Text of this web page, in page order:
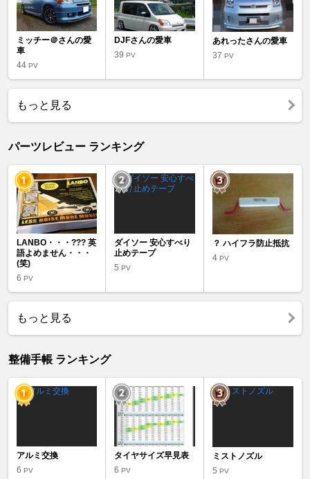
ミッチー＠さんの愛
車
44 PV
DJFさんの愛車
39PV
あれったさんの愛車
37 PV
もっと見る
パーツレビュー ランキング
LANBO・・・??? 英
語よめません・・・
(笑)
6 PV
ダイソー 安心すべり
止めテープ
5PV
？ ハイフラ防止抵抗
4 PV
もっと見る
整備手帳 ランキング
アルミ交換
6 PV
タイヤサイズ早見表
6PV
ミストノズル
5 PV